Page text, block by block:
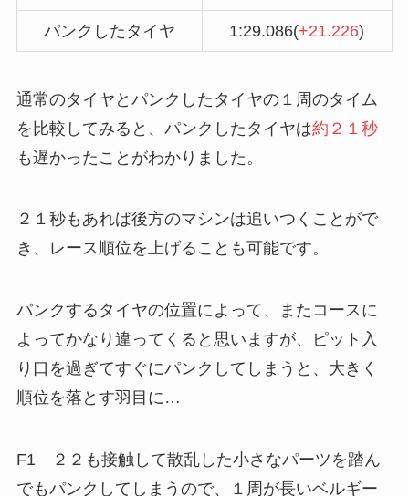
パンクしたタイヤ 1:29.086(+21.226)
通常のタイヤとパンクしたタイヤの１周のタイム
を比較してみると、パンクしたタイヤは約２１秒
も遅かったことがわかりました。
２１秒もあれば後方のマシンは追いつくことがで
き、レース順位を上げることも可能です。
パンクするタイヤの位置によって、またコースに
よってかなり違ってくると思いますが、ピット入
り口を過ぎてすぐにパンクしてしまうと、大きく
順位を落とす羽目に…
F1 ２２も接触して散乱した小さなパーツを踏ん
でもパンクしてしまうので、１周が長いベルギー